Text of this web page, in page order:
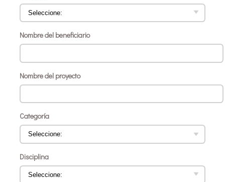
Nombre del beneficiario
Nombre del proyecto
Categoría
Disciplina